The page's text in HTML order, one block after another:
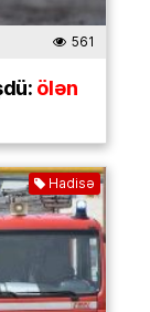
561
ölən
Hadisə